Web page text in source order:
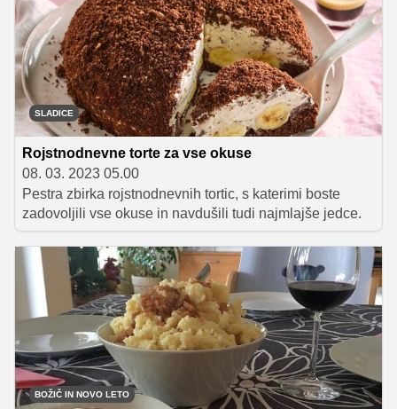
SLADICE
Rojstnodnevne torte za vse okuse
08. 03. 2023 05.00
Pestra zbirka rojstnodnevnih tortic, s katerimi boste
zadovoljili vse okuse in navdušili tudi najmlajše jedce.
BOŽIČ IN NOVO LETO